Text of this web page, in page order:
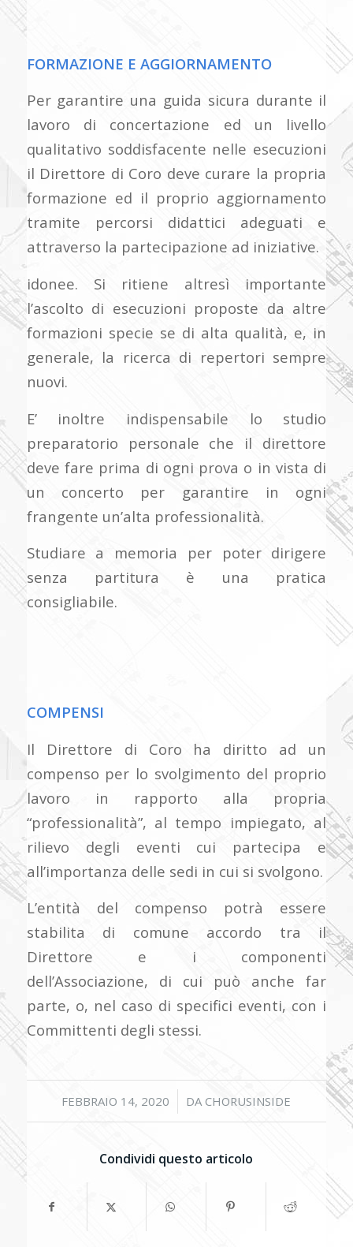
FORMAZIONE E AGGIORNAMENTO
Per garantire una guida sicura durante il
lavoro di concertazione ed un livello
qualitativo soddisfacente nelle esecuzioni
il Direttore di Coro deve curare la propria
formazione ed il proprio aggiornamento
tramite percorsi didattici adeguati e
attraverso la partecipazione ad iniziative.
idonee. Si ritiene altresì importante
l’ascolto di esecuzioni proposte da altre
formazioni specie se di alta qualità, e, in
generale, la ricerca di repertori sempre
nuovi.
E’ inoltre indispensabile lo studio
preparatorio personale che il direttore
deve fare prima di ogni prova o in vista di
un concerto per garantire in ogni
frangente un’alta professionalità.
Studiare a memoria per poter dirigere
senza partitura è una pratica
consigliabile.
COMPENSI
Il Direttore di Coro ha diritto ad un
compenso per lo svolgimento del proprio
lavoro in rapporto alla propria
“professionalità”, al tempo impiegato, al
rilievo degli eventi cui partecipa e
all’importanza delle sedi in cui si svolgono.
L’entità del compenso potrà essere
stabilita di comune accordo tra il
Direttore e i componenti
dell’Associazione, di cui può anche far
parte, o, nel caso di specifici eventi, con i
Committenti degli stessi.
FEBBRAIO 14, 2020
/ DA CHORUSINSIDE
Condividi questo articolo